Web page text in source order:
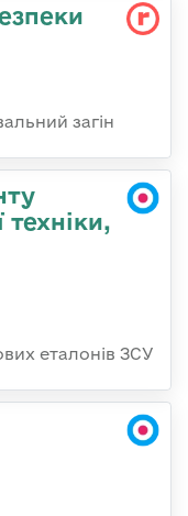
загін
техніки,
еталонів ЗСУ